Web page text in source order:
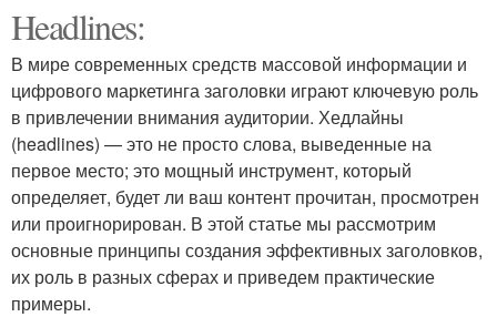
Headlines:
В мире современных средств массовой информации и
цифрового маркетинга заголовки играют ключевую роль
в привлечении внимания аудитории. Хедлайны
(headlines) — это не просто слова, выведенные на
первое место; это мощный инструмент, который
определяет, будет ли ваш контент прочитан, просмотрен
или проигнорирован. В этой статье мы рассмотрим
основные принципы создания эффективных заголовков,
их роль в разных сферах и приведем практические
примеры.